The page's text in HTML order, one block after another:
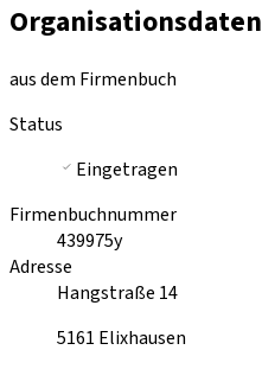
Organisationsdaten
aus dem Firmenbuch
Status
Eingetragen
Firmenbuchnummer
439975y
Adresse
Hangstraße 14
5161 Elixhausen